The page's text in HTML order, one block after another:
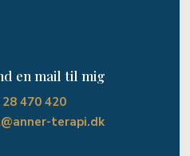
en mail til mig
28 470 420
terapi.dk